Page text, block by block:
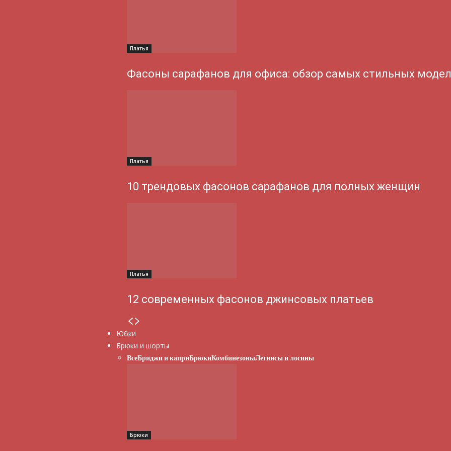
Платья
Фасоны сарафанов для офиса: обзор самых стильных
Платья
10 трендовых фасонов сарафанов для полных женщин
Платья
12 современных фасонов джинсовых платьев
Юбки
Брюки и шорты
ВсеБриджи и каприБрюкиКомбинезоныЛегинсы и лосины
Брюки